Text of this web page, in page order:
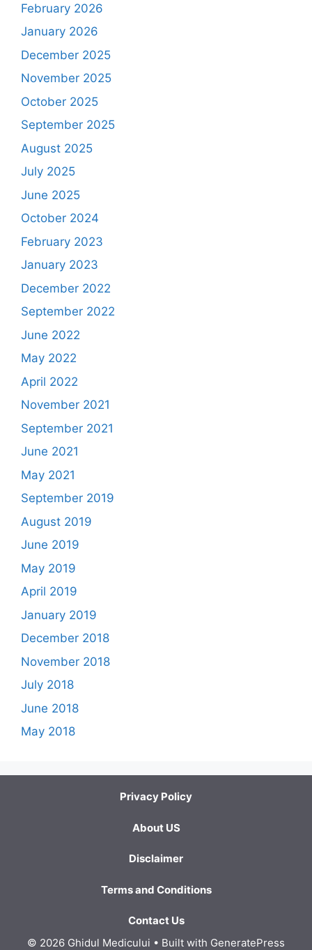
February 2026
January 2026
December 2025
November 2025
October 2025
September 2025
August 2025
July 2025
June 2025
October 2024
February 2023
January 2023
December 2022
September 2022
June 2022
May 2022
April 2022
November 2021
September 2021
June 2021
May 2021
September 2019
August 2019
June 2019
May 2019
April 2019
January 2019
December 2018
November 2018
July 2018
June 2018
May 2018
Privacy Policy
About US
Disclaimer
Terms and Conditions
Contact Us
© 2026 Ghidul Medicului • Built with GeneratePress